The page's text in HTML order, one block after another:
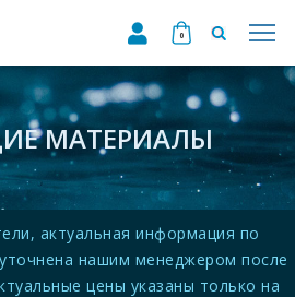
0
МАТЕРИАЛЫ
актуальная информация по
нашим менеджером после
цены указаны только на